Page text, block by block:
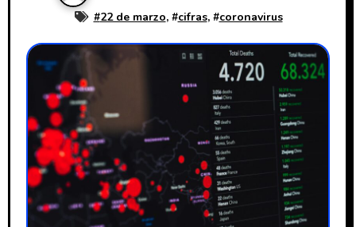
#22 de marzo, #cifras, #coronavirus